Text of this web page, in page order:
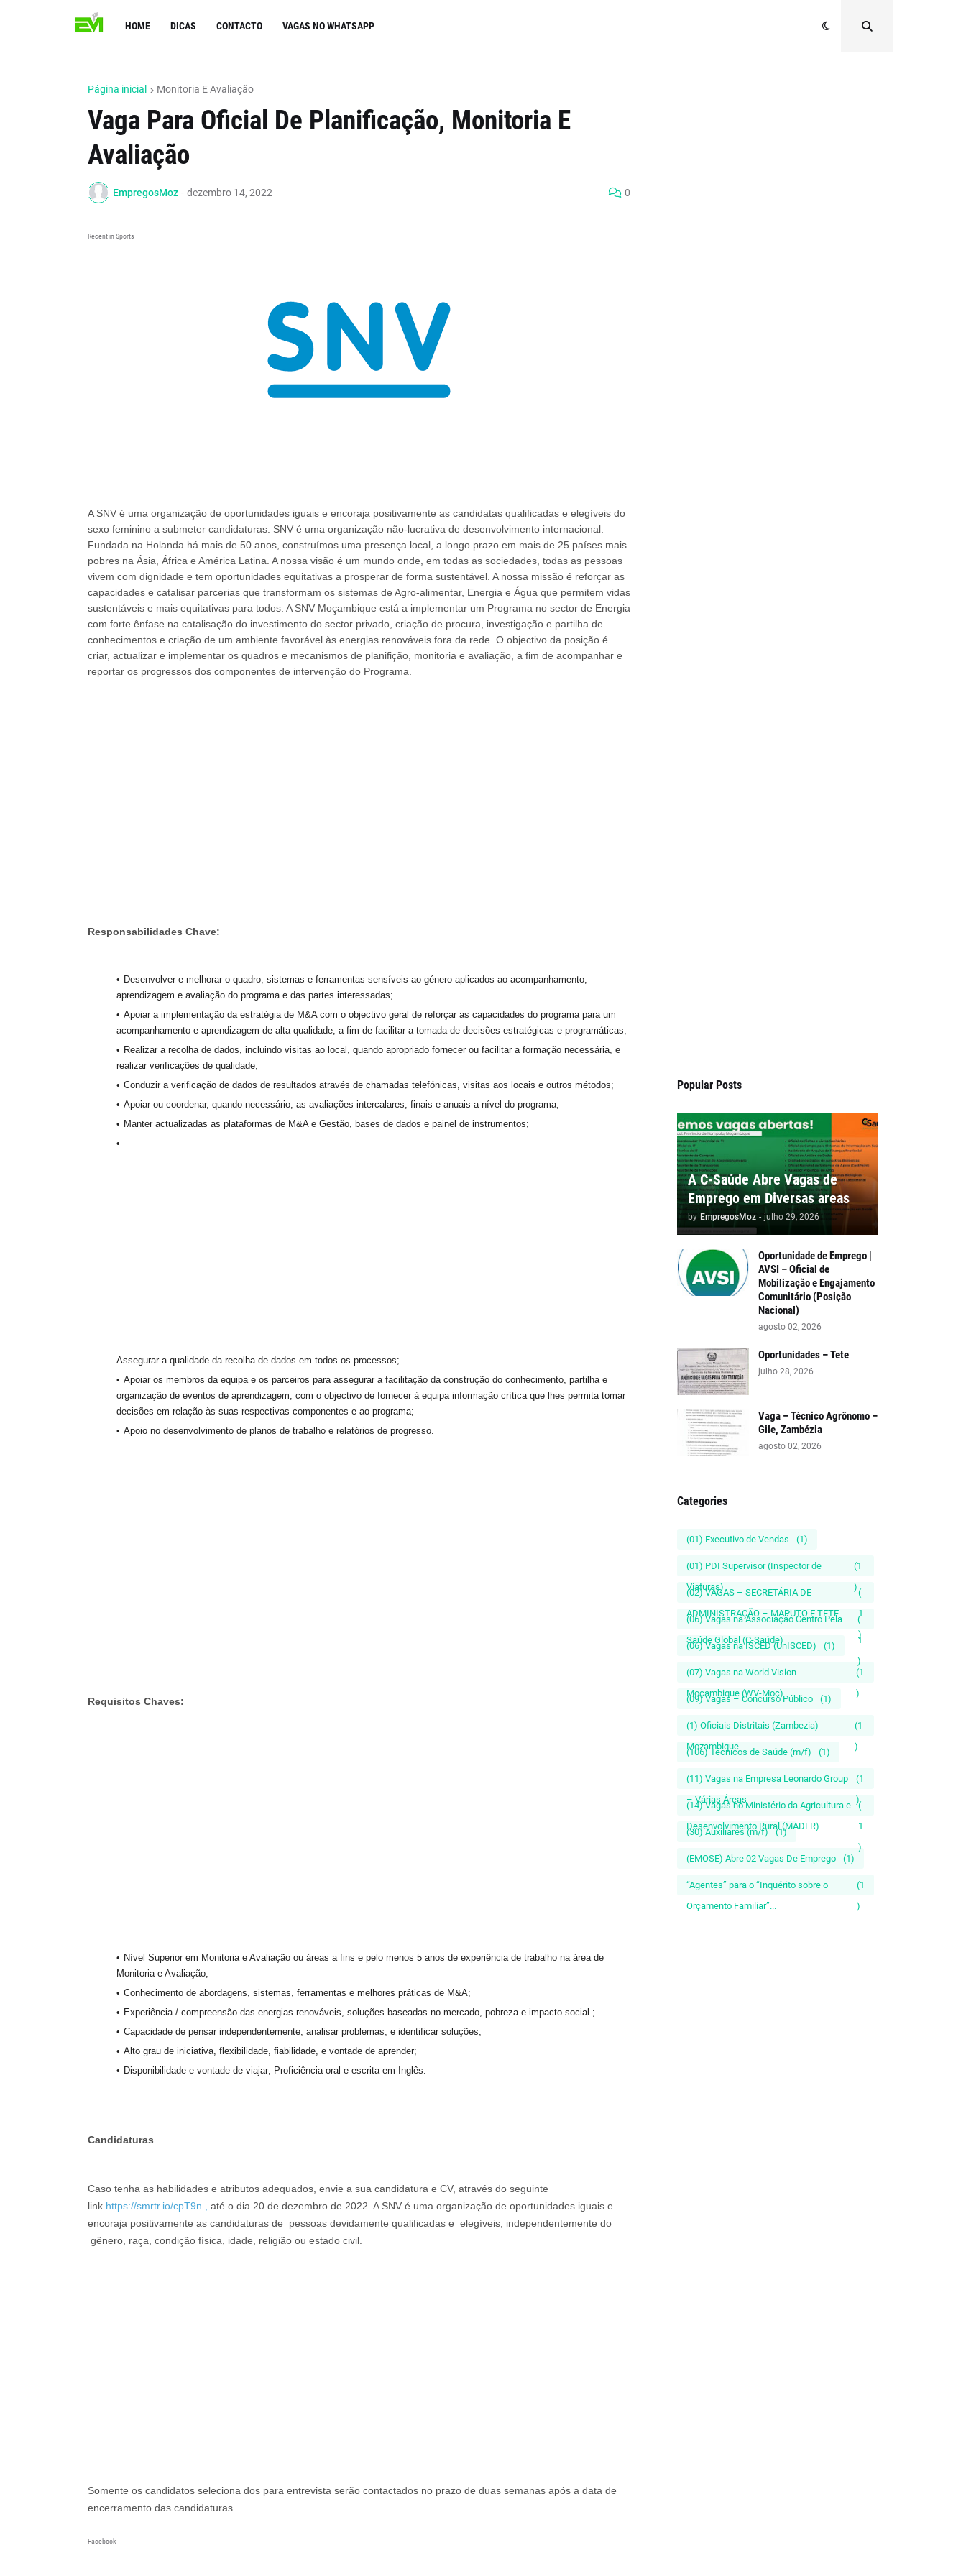
HOME DICAS CONTACTO VAGAS NO WHATSAPP
Página inicial Monitoria E Avaliação
Vaga Para Oficial De Planificação, Monitoria E
Avaliação
EmpregosMoz - dezembro 14, 2022 0
Recent in Sports
A SNV é uma organização de oportunidades iguais e encoraja positivamente as candidatas qualificadas e elegíveis do
sexo feminino a submeter candidaturas. SNV é uma organização não-lucrativa de desenvolvimento internacional.
Fundada na Holanda há mais de 50 anos, construímos uma presença local, a longo prazo em mais de 25 países mais
pobres na Ásia, África e América Latina. A nossa visão é um mundo onde, em todas as sociedades, todas as pessoas
vivem com dignidade e tem oportunidades equitativas a prosperar de forma sustentável. A nossa missão é reforçar as
capacidades e catalisar parcerias que transformam os sistemas de Agro-alimentar, Energia e Água que permitem vidas
sustentáveis e mais equitativas para todos. A SNV Moçambique está a implementar um Programa no sector de Energia
com forte ênfase na catalisação do investimento do sector privado, criação de procura, investigação e partilha de
conhecimentos e criação de um ambiente favorável às energias renováveis fora da rede. O objectivo da posição é
criar, actualizar e implementar os quadros e mecanismos de planifição, monitoria e avaliação, a fim de acompanhar e
reportar os progressos dos componentes de intervenção do Programa.
Responsabilidades Chave:
Desenvolver e melhorar o quadro, sistemas e ferramentas sensíveis ao género aplicados ao acompanhamento,
aprendizagem e avaliação do programa e das partes interessadas;
Apoiar a implementação da estratégia de M&A com o objectivo geral de reforçar as capacidades do programa para um
acompanhamento e aprendizagem de alta qualidade, a fim de facilitar a tomada de decisões estratégicas e programáticas;
Realizar a recolha de dados, incluindo visitas ao local, quando apropriado fornecer ou facilitar a formação necessária, e
realizar verificações de qualidade;
Conduzir a verificação de dados de resultados através de chamadas telefónicas, visitas aos locais e outros métodos;
Apoiar ou coordenar, quando necessário, as avaliações intercalares, finais e anuais a nível do programa;
Manter actualizadas as plataformas de M&A e Gestão, bases de dados e painel de instrumentos;
Assegurar a qualidade da recolha de dados em todos os processos;
Apoiar os membros da equipa e os parceiros para assegurar a facilitação da construção do conhecimento, partilha e
organização de eventos de aprendizagem, com o objectivo de fornecer à equipa informação crítica que lhes permita tomar
decisões em relação às suas respectivas componentes e ao programa;
Apoio no desenvolvimento de planos de trabalho e relatórios de progresso.
Requisitos Chaves:
Nível Superior em Monitoria e Avaliação ou áreas a fins e pelo menos 5 anos de experiência de trabalho na área de
Monitoria e Avaliação;
Conhecimento de abordagens, sistemas, ferramentas e melhores práticas de M&A;
Experiência / compreensão das energias renováveis, soluções baseadas no mercado, pobreza e impacto social ;
Capacidade de pensar independentemente, analisar problemas, e identificar soluções;
Alto grau de iniciativa, flexibilidade, fiabilidade, e vontade de aprender;
Disponibilidade e vontade de viajar; Proficiência oral e escrita em Inglês.
Candidaturas
Caso tenha as habilidades e atributos adequados, envie a sua candidatura e CV, através do seguinte
link https://smrtr.io/cpT9n ,
até o dia 20 de dezembro de 2022. A SNV é uma organização de oportunidades iguais e
encoraja positivamente as candidaturas de pessoas devidamente qualificadas e elegíveis, independentemente do
gênero, raça, condição física, idade, religião ou estado civil.
Somente os candidatos seleciona dos para entrevista serão contactados no prazo de duas semanas após a data de
encerramento das candidaturas.
Facebook
Popular Posts
A C-Saúde Abre Vagas de
Emprego em Diversas areas
by EmpregosMoz - julho 29, 2026
Oportunidade de Emprego |
AVSI – Oficial de
Mobilização e Engajamento
Comunitário (Posição
Nacional)
agosto 02, 2026
Oportunidades – Tete
julho 28, 2026
Vaga – Técnico Agrônomo –
Gile, Zambézia
agosto 02, 2026
Categories
(01) Executivo de Vendas (1)
(01) PDI Supervisor (Inspector de
Viaturas)
(1
)
(02) VAGAS – SECRETÁRIA DE
ADMINISTRAÇÃO – MAPUTO E TETE
(
1
)
(06) Vagas na Associação Centro Pela
Saúde Global (C-Saúde)
(
1
)
(06) Vagas na ISCED (UnISCED) (1)
(07) Vagas na World Vision-
Moçambique (WV-Moç)
(1
)
(09) Vagas – Concurso Público (1)
(1) Oficiais Distritais (Zambezia)
Mozambique
(1
)
(106) Técnicos de Saúde (m/f) (1)
(11) Vagas na Empresa Leonardo Group
– Várias Áreas
(1
)
(14) Vagas no Ministério da Agricultura e
Desenvolvimento Rural (MADER)
(
1
)
(30) Auxiliares (m/f) (1)
(EMOSE) Abre 02 Vagas De Emprego (1)
“Agentes” para o “Inquérito sobre o
Orçamento Familiar”...
(1
)